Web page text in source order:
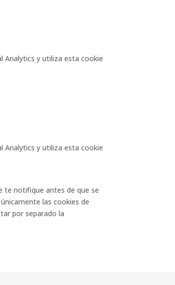
Analytics y utiliza esta cookie
Analytics y utiliza esta cookie
te notifique antes de que se
las cookies de
por separado la